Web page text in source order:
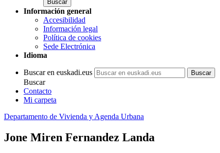
Información general
Accesibilidad
Información legal
Política de cookies
Sede Electrónica
Idioma
Buscar en euskadi.eus
Buscar
Contacto
Mi carpeta
Departamento de Vivienda y Agenda Urbana
Jone Miren Fernandez Landa